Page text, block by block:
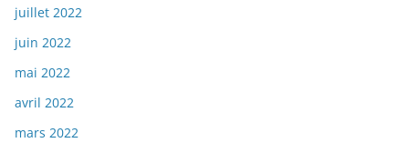
juillet 2022
juin 2022
mai 2022
avril 2022
mars 2022